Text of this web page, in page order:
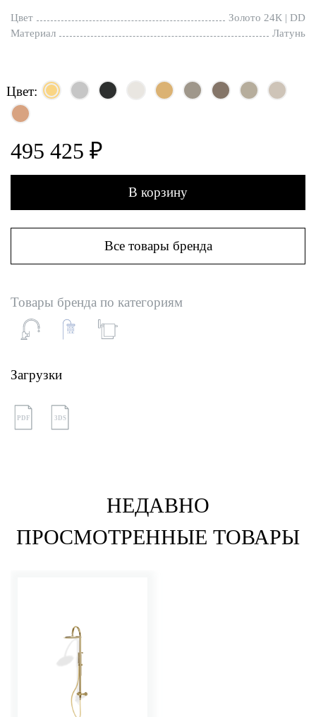
Цвет
Золото 24К | DD
Материал
Латунь
Цвет:
495 425 ₽
В корзину
Все товары бренда
Товары бренда по категориям
Загрузки
PDF 3DS
НЕДАВНО
ПРОСМОТРЕННЫЕ ТОВАРЫ